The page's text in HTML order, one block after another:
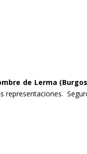
de Lerma
representaciones.